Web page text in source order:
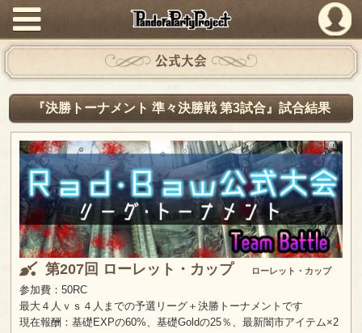
PandoraPartyProject
公式大会
『決勝トーナメント 準々決勝戦 第3試合』試合結果
第207回 ローレット・カップ ローレット・カップ
参加費：50RC
最大４人ｖｓ４人までの予選リーグ＋決勝トーナメントです
現在報酬：基礎EXPの60%、基礎Goldの25％、最新闇市アイテム×2